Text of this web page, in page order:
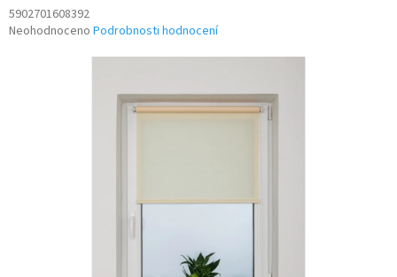
5902701608392
Průměrné
Neohodnoceno Podrobnosti hodnocení